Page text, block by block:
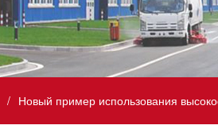
Новый пример использования